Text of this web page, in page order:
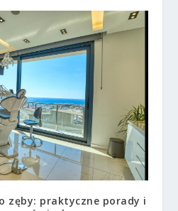
zęby: praktyczne porady i